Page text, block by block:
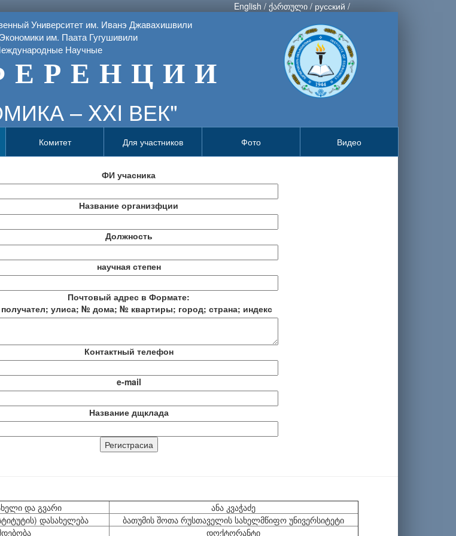
English / ქართული / русский /
Университет им. Иванэ Джавахишвили
им. Паата Гугушивили
Научные
Е Р Е Н Ц И И
– XXI ВЕК"
Комитет Для участников Фото Видео
ФИ учасника
Название организфции
Должность
научная степен
Почтовый адрес в Формате:
улиса; № дома; № квартиры; город; страна; индекс
Контактный телефон
e-mail
Название дщклада
და გვარი
ანა კვაჭაძე
დასახელება
ბათუმის შოთა რუსთაველის სახელმწიფო უნივერსიტეტი
დოქტორანტი